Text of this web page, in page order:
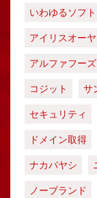
いわゆるソフ
アイリスオー
アルファフーズ
コジット
サ
セキュリティ
ドメイン取得
ナカバヤシ
ノーブランド